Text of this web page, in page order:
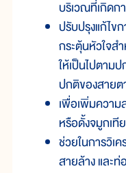
บริเวณที่เกิดก
ปรับปรุงแก้ไข
กระตุ้นหัวใจส
ให้เป็นไปตาม
ปกติของสายต
เพื่อเพิ่มความ
หรือดั้งจมูกเที
ช่วยในการวิเ
สายล้าง และท่